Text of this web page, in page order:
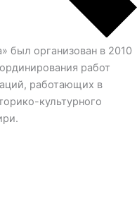
был организован в 2010
работ
работающих в
культурного